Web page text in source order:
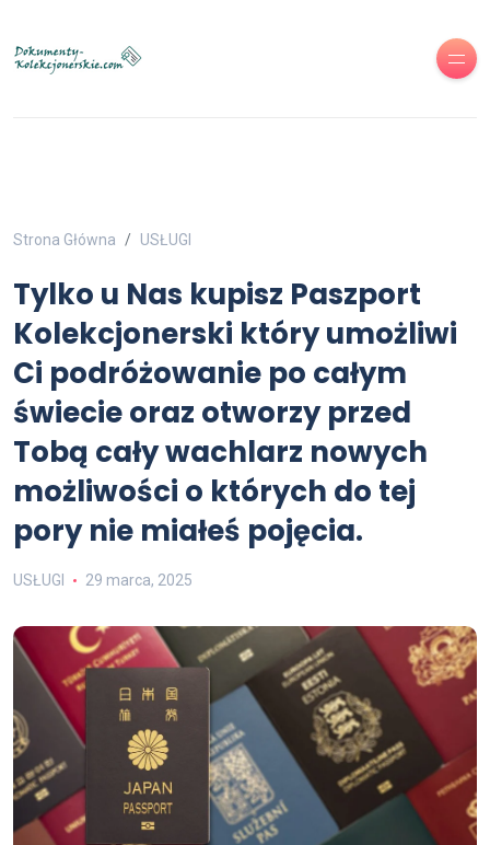
Strona Główna USŁUGI
Tylko u Nas kupisz Paszport
Kolekcjonerski który umożliwi
Ci podróżowanie po całym
świecie oraz otworzy przed
Tobą cały wachlarz nowych
możliwości o których do tej
pory nie miałeś pojęcia.
USŁUGI 29 marca, 2025